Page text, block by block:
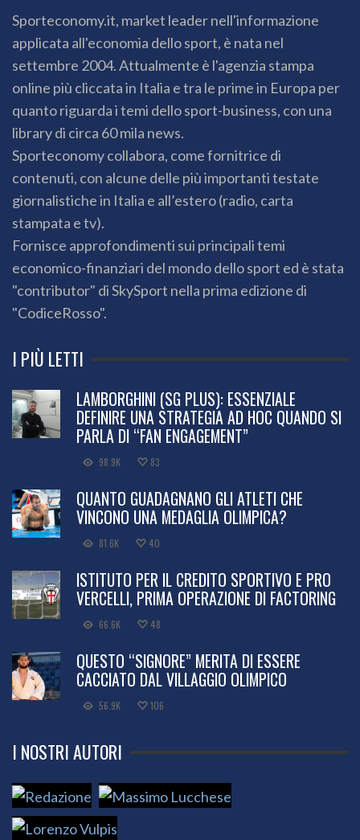
Sporteconomy.it, market leader nell'informazione
applicata all'economia dello sport, è nata nel
settembre 2004. Attualmente è l'agenzia stampa
online più cliccata in Italia e tra le prime in Europa per
quanto riguarda i temi dello sport-business, con una
library di circa 60 mila news.
Sporteconomy collabora, come fornitrice di
contenuti, con alcune delle più importanti testate
giornalistiche in Italia e all’estero (radio, carta
stampata e tv).
Fornisce approfondimenti sui principali temi
economico-finanziari del mondo dello sport ed è stata
"contributor" di SkySport nella prima edizione di
"CodiceRosso".
I PIÙ LETTI
LAMBORGHINI (SG PLUS): ESSENZIALE
DEFINIRE UNA STRATEGIA AD HOC QUANDO SI
PARLA DI “FAN ENGAGEMENT”
98.9K 83
QUANTO GUADAGNANO GLI ATLETI CHE
VINCONO UNA MEDAGLIA OLIMPICA?
81.6K 40
ISTITUTO PER IL CREDITO SPORTIVO E PRO
VERCELLI, PRIMA OPERAZIONE DI FACTORING
66.6K 48
QUESTO “SIGNORE” MERITA DI ESSERE
CACCIATO DAL VILLAGGIO OLIMPICO
56.9K 106
I NOSTRI AUTORI